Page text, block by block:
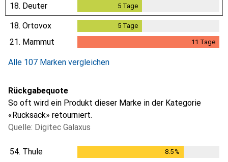
18. Deuter 5Tage
18. Ortovox 5Tage
21. Mammut 11 Tage
Alle 107 Marken vergleichen
Rückgabequote
So oft wird ein Produkt dieser Marke in der Kategorie
«Rucksack» retourniert.
Quelle: Digitec Galaxus
54. Thule 8.5%